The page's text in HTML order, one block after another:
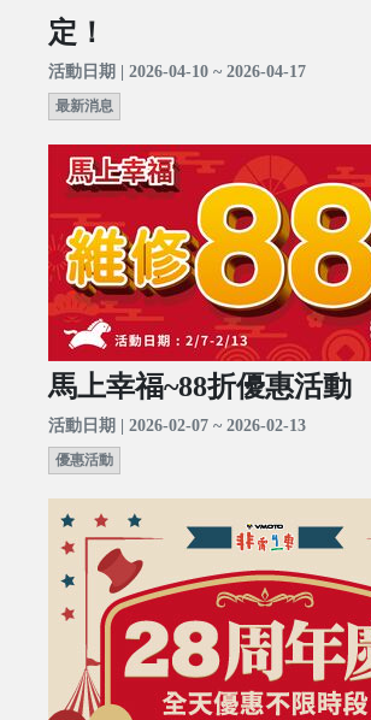
定！
活動日期 | 2026-04-10 ~ 2026-04-17
最新消息
馬上幸福~88折優惠活動
活動日期 | 2026-02-07 ~ 2026-02-13
優惠活動